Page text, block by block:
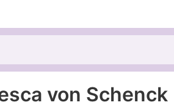
von Schenck